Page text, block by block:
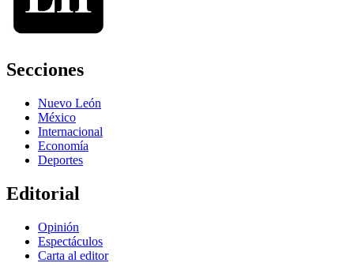
Secciones
Nuevo León
México
Internacional
Economía
Deportes
Editorial
Opinión
Espectáculos
Carta al editor